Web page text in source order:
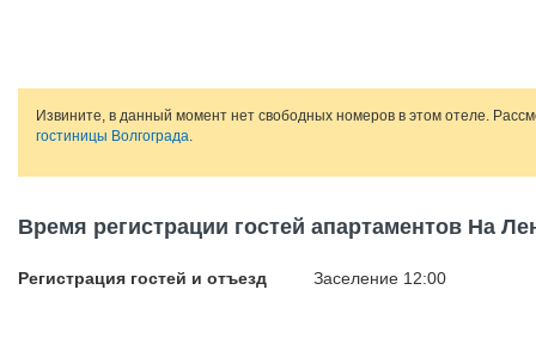
Извините, в данный момент нет свободных номеров в этом отеле.
гостиницы Волгограда.
Время регистрации гостей апартаментов На
Регистрация гостей и отъезд Заселение 12:00